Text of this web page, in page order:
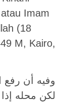
atau Imam
(18
M, Kairo,
ﻭﻓﻴﻪ ﺃﻥ ﺭﻓﻊ
ﻟﻜﻦ ﻣﺤﻠﻪ